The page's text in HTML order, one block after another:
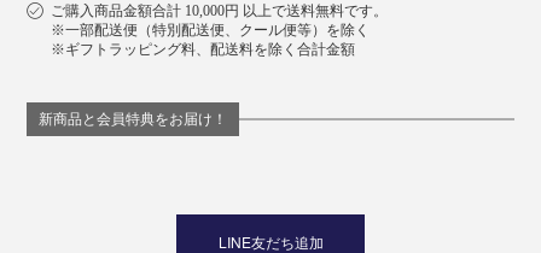
ご購入商品金額合計 10,000円 以上で送料無料です。
※一部配送便（特別配送便、クール便等）を除く
※ギフトラッピング料、配送料を除く合計金額
新商品と会員特典をお届け！
LINE友だち追加